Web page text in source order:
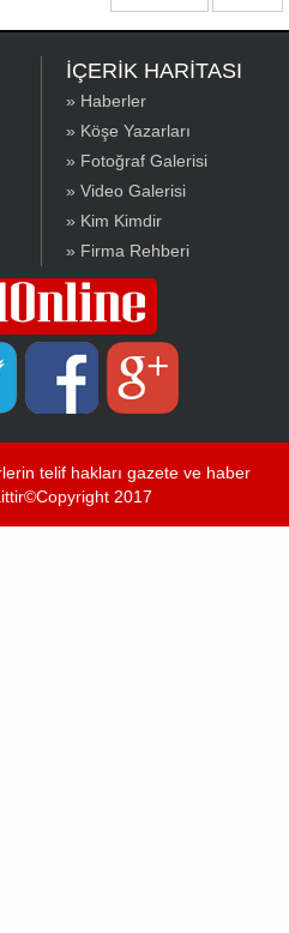
İÇERİK HARİTASI
» Haberler
» Köşe Yazarları
» Fotoğraf Galerisi
» Video Galerisi
» Kim Kimdir
» Firma Rehberi
telif hakları gazete ve haber
2017